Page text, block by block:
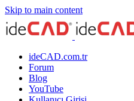
Skip to main content
ideCAD.com.tr
Forum
Blog
YouTube